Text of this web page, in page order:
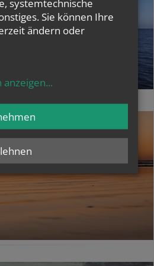
systemtechnische
Sie können Ihre
ändern oder
...